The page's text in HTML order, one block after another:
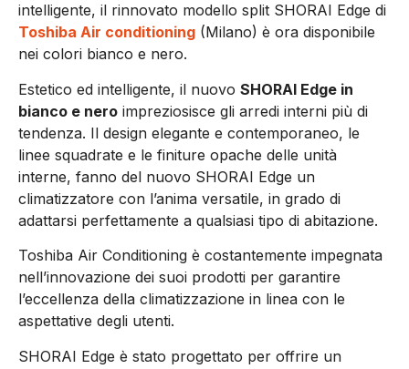
intelligente, il rinnovato modello split SHORAI Edge di
Toshiba Air conditioning (Milano) è ora disponibile
nei colori bianco e nero.
Estetico ed intelligente, il nuovo SHORAI Edge in
bianco e nero impreziosisce gli arredi interni più di
tendenza. Il design elegante e contemporaneo, le
linee squadrate e le finiture opache delle unità
interne, fanno del nuovo SHORAI Edge un
climatizzatore con l’anima versatile, in grado di
adattarsi perfettamente a qualsiasi tipo di abitazione.
Toshiba Air Conditioning è costantemente impegnata
nell’innovazione dei suoi prodotti per garantire
l’eccellenza della climatizzazione in linea con le
aspettative degli utenti.
SHORAI Edge è stato progettato per offrire un